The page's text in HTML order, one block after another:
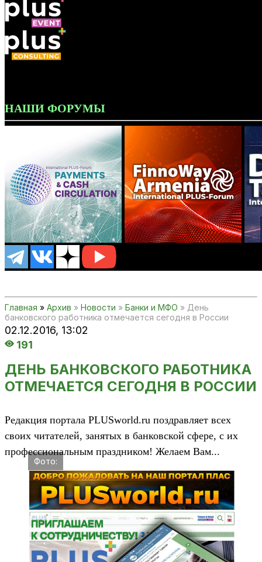
НАШИ ФОРУМЫ
Главная » Архив » Новости » Банки и МФО » День
банковского работника отмечается сегодня в России
02.12.2016, 13:02
191
ДЕНЬ БАНКОВСКОГО РАБОТНИКА
ОТМЕЧАЕТСЯ СЕГОДНЯ В РОССИИ
Редакция портала PLUSworld.ru поздравляет всех
своих читателей, занятых в банковской сфере, с их
профессиональным праздником! Желаем Вам...
Фото: